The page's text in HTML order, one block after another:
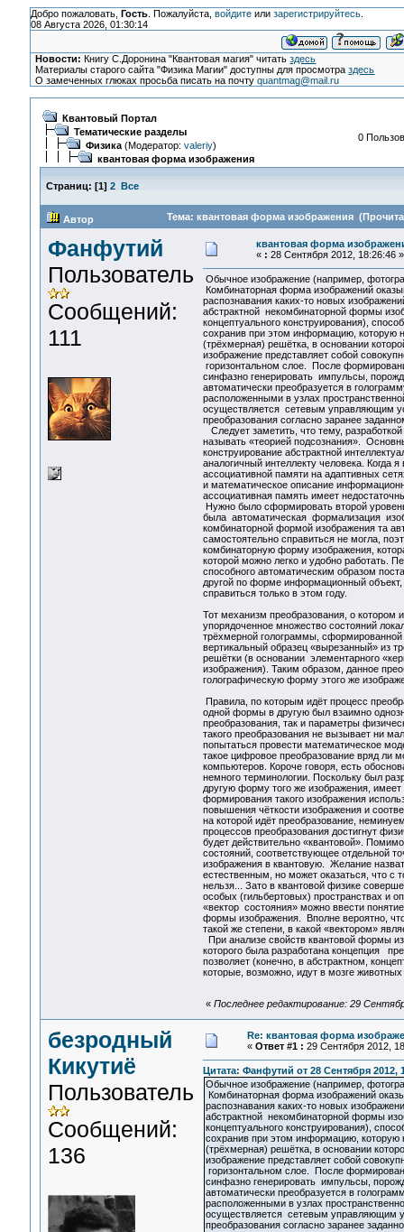
Добро пожаловать, Гость. Пожалуйста, войдитеили зарегистрируйтесь.
08 Августа 2026, 01:30:14
Новости: Книгу С.Доронина "Квантовая магия" читатьздесь
Материалы старого сайта "Физика Магии" доступны для просмотраздесь
О замеченных глюках просьба писать на почтуquantmag@mail.ru
Квантовый Портал
Тематические разделы
Физика(Модератор: valeriy)
квантовая форма изображения
0
Страниц: [1] 2 Все
Автор Тема: квантовая форма изображения
Фанфутий
Пользователь
Сообщений:
111
квантовая форма
« : 28 Сентября 2012, 18:26:46 »
Обычное изображение (например,
Комбинаторная форма изображений
распознавания каких-то новых
абстрактной некомбинаторной формы
концептуального конструирования),
сохранив при этом информацию, которую
(трёхмерная) решётка, в основании
изображение представляет собой
горизонтальном слое. После
синфазно генерировать импульсы,
автоматически преобразуется в
расположенными в узлах
осуществляется сетевым управляющим
преобразования согласно заранее
Следует заметить, что тему,
называть «теорией подсознания».
конструирование абстрактной
аналогичный интеллекту человека.
ассоциативной памяти на адаптивных
и математическое описание
ассоциативная память имеет
Нужно было сформировать второй
была автоматическая формализация
комбинаторной формой изображения та
самостоятельно справиться не могла,
комбинаторную форму изображения,
которой можно легко и удобно работать.
способного автоматическим образом
другой по форме информационный объект,
справиться только в этом году.
Тот механизм преобразования, о котором
упорядоченное множество состояний
трёхмерной голограммы, сформированной
вертикальный образец «вырезанный» из
решётки (в основании элементарного
изображения). Таким образом, данное
голографическую форму этого же
Правила, по которым идёт процесс
одной формы в другую был взаимно
преобразования, так и параметры
такого преобразования не вызывает ни
попытаться провести математическое
такое цифровое преобразование вряд ли
компьютеров. Короче говоря, есть
немного терминологии. Поскольку был
другую форму того же изображения,
формирования такого изображения
повышения чёткости изображения и
на которой идёт преобразование,
процессов преобразования достигнут
будет действительно «квантовой».
состояний, соответствующее отдельной
изображения в квантовую. Желание
естественным, но может оказаться, что с
нельзя... Зато в квантовой физике
особых (гильбертовых) пространствах и
«вектор состояния» можно ввести
формы изображения. Вполне вероятно,
такой же степени, в какой «вектором»
При анализе свойств квантовой формы
которого была разработана концепция
позволяет (конечно, в абстрактном,
которые, возможно, идут в мозге животных
« Последнее редактирование: 29
безродный
Кикутиё
Пользователь
Сообщений:
136
Re: квантовая форма
« Ответ #1 : 29 Сентября 2012,
Цитата: Фанфутий от 28 Сентября 2012,
Обычное изображение (например,
Комбинаторная форма изображений
распознавания каких-то новых
абстрактной некомбинаторной формы
концептуального конструирования),
сохранив при этом информацию, которую
(трёхмерная) решётка, в основании
изображение представляет собой
горизонтальном слое. После
синфазно генерировать импульсы,
автоматически преобразуется в
расположенными в узлах
осуществляется сетевым управляющим
преобразования согласно заранее